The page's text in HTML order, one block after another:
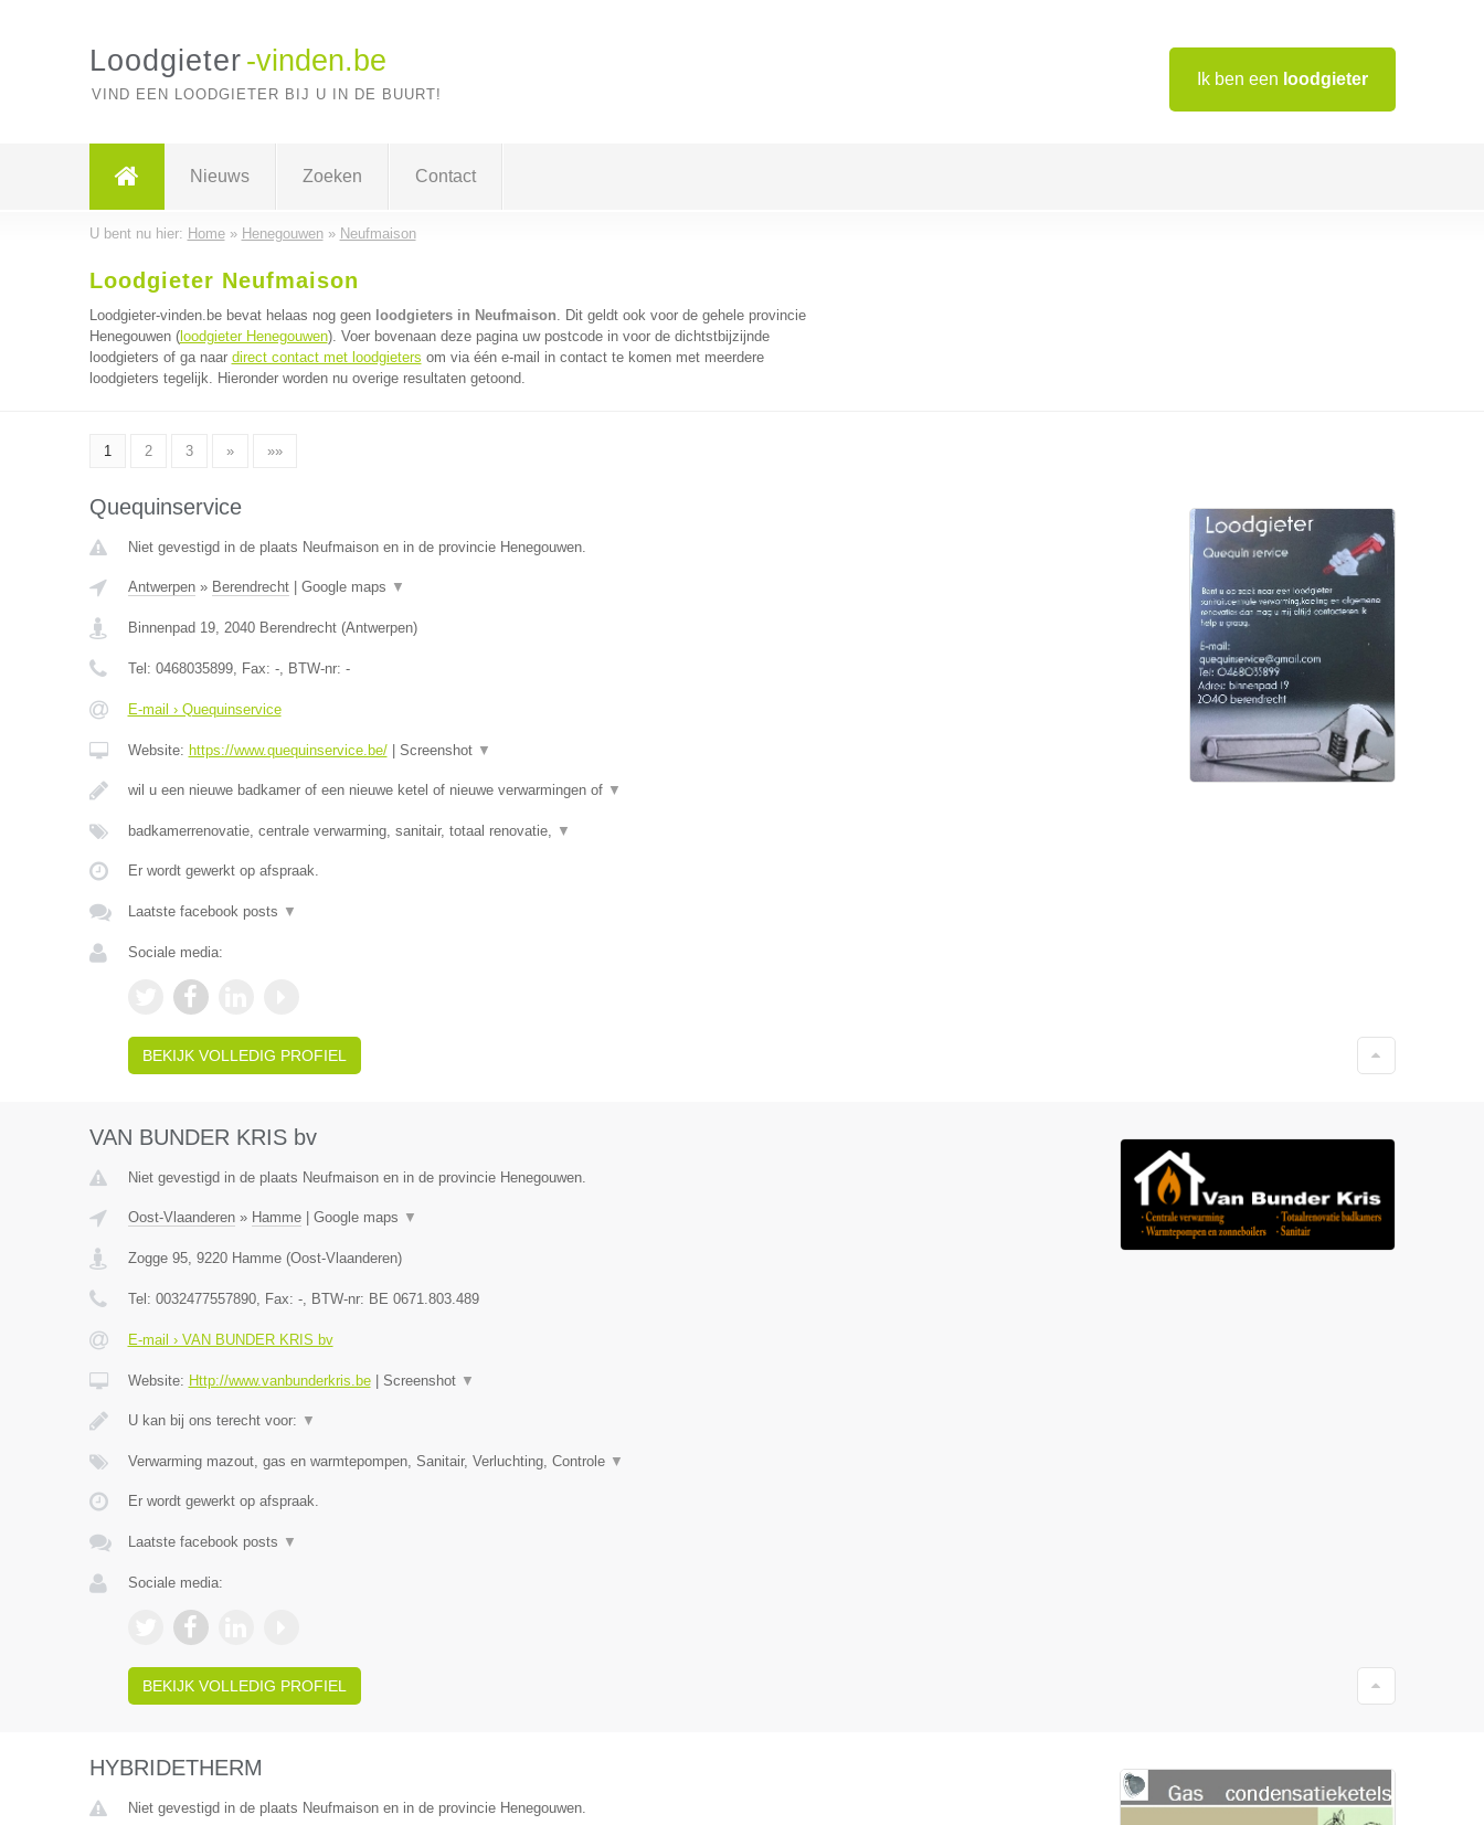
Ik ben een loodgieter
Loodgieter -vinden.be
VIND EEN LOODGIETER BIJ U IN DE BUURT!
Nieuws Zoeken Contact
U bent nu hier: Home» Henegouwen» Neufmaison
Loodgieter Neufmaison
Loodgieter-vinden.be bevat helaas nog geen loodgieters in Neufmaison. Dit geldt ook voor de gehele provincie
Henegouwen (loodgieter Henegouwen). Voer bovenaan deze pagina uw postcode in voor de dichtstbijzijnde
loodgieters of ga naar direct contact met loodgieters om via één e-mail in contact te komen met meerdere
loodgieters tegelijk. Hieronder worden nu overige resultaten getoond.
1 2 3 » »»
Quequinservice
Niet gevestigd in de plaats Neufmaison en in de provincie Henegouwen.
Antwerpen» Berendrecht| Google maps ▼
Binnenpad 19, 2040 Berendrecht(Antwerpen)
Tel: 0468035899, Fax: -, BTW-nr: -
E-mail › Quequinservice
Website: https://www.quequinservice.be/| Screenshot ▼
wil u een nieuwe badkamer of een nieuwe ketel of nieuwe verwarmingen of ▼
badkamerrenovatie, centrale verwarming, sanitair, totaal renovatie, ▼
Er wordt gewerkt op afspraak.
Laatste facebook posts ▼
Sociale media:
BEKIJK VOLLEDIG PROFIEL
VAN BUNDER KRIS bv
Niet gevestigd in de plaats Neufmaison en in de provincie Henegouwen.
Oost-Vlaanderen» Hamme| Google maps ▼
Zogge 95, 9220 Hamme(Oost-Vlaanderen)
Tel: 0032477557890, Fax: -, BTW-nr: BE 0671.803.489
E-mail › VAN BUNDER KRIS bv
Website: Http://www.vanbunderkris.be| Screenshot ▼
U kan bij ons terecht voor: ▼
Verwarming mazout, gas en warmtepompen, Sanitair, Verluchting, Controle ▼
Er wordt gewerkt op afspraak.
Laatste facebook posts ▼
Sociale media:
BEKIJK VOLLEDIG PROFIEL
HYBRIDETHERM
Niet gevestigd in de plaats Neufmaison en in de provincie Henegouwen.